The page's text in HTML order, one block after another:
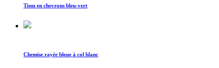
Tissu en chevrons bleu-vert
Chemise rayée bleue à col blanc